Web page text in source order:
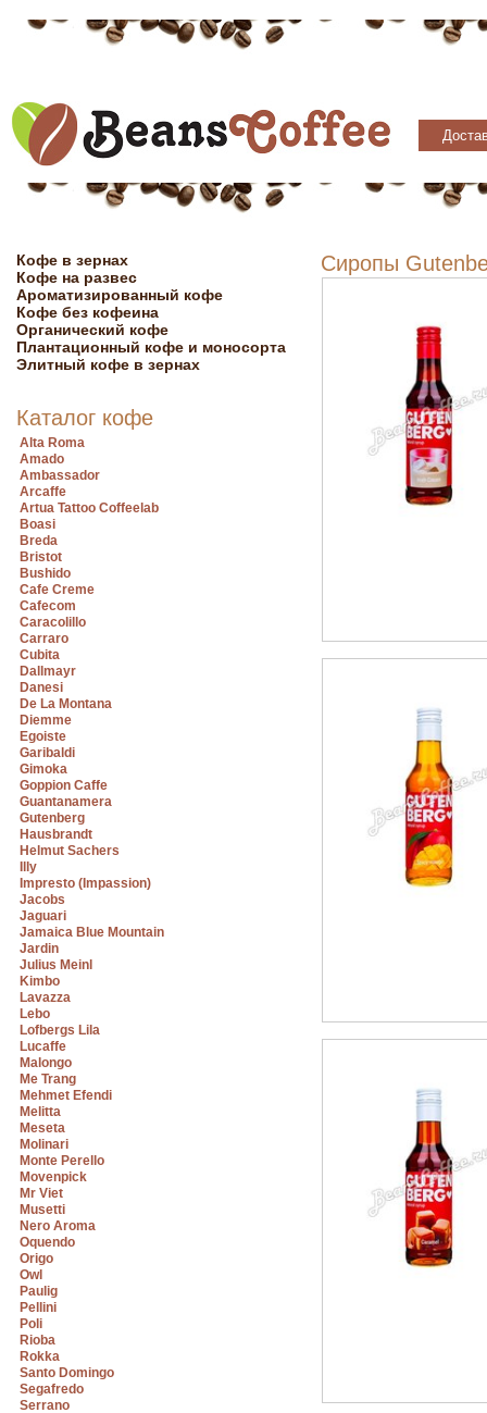
Кофе в зернах
Кофе на развес
Ароматизированный кофе
Кофе без кофеина
Органический кофе
Плантационный кофе и моносорта
Элитный кофе в зернах
Каталог кофе
Alta Roma
Amado
Ambassador
Arcaffe
Artua Tattoo Coffeelab
Boasi
Breda
Bristot
Bushido
Cafe Creme
Cafecom
Caracolillo
Carraro
Cubita
Dallmayr
Danesi
De La Montana
Diemme
Egoiste
Garibaldi
Gimoka
Goppion Caffe
Guantanamera
Gutenberg
Hausbrandt
Helmut Sachers
Illy
Impresto (Impassion)
Jacobs
Jaguari
Jamaica Blue Mountain
Jardin
Julius Meinl
Kimbo
Lavazza
Lebo
Lofbergs Lila
Lucaffe
Malongo
Me Trang
Mehmet Efendi
Melitta
Meseta
Molinari
Monte Perello
Movenpick
Mr Viet
Musetti
Nero Aroma
Oquendo
Origo
Owl
Paulig
Pellini
Poli
Rioba
Rokka
Santo Domingo
Segafredo
Serrano
Сиропы